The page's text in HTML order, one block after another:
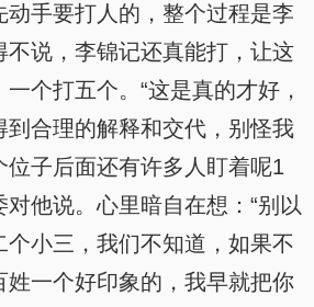
动手要打人的，整个过程是李
不说，李锦记还真能打，让这
个打五个。“这是真的才好，
到合理的解释和交代，别怪我
位子后面还有许多人盯着呢1
他说。心里暗自在想：“别以
个小三，我们不知道，如果不
姓一个好印象的，我早就把你